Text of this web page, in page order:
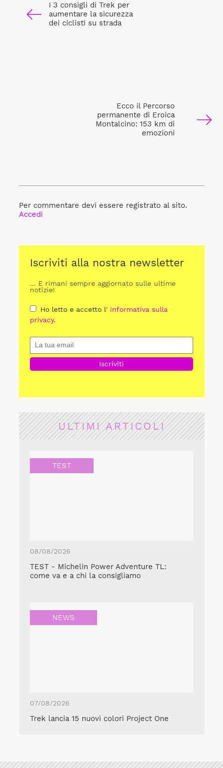
I 3 consigli di Trek per
aumentare la sicurezza
dei ciclisti su strada
Ecco il Percorso
permanente di Eroica
Montalcino: 153 km di
emozioni
Per commentare devi essere registrato al sito.
Accedi
Iscriviti alla nostra newsletter
... E rimani sempre aggiornato sulle ultime
notizie!
Ho letto e accetto l' informativa sulla
privacy.
ULTIMI ARTICOLI
TEST
08/08/2026
TEST - Michelin Power Adventure TL:
come va e a chi la consigliamo
NEWS
07/08/2026
Trek lancia 15 nuovi colori Project One